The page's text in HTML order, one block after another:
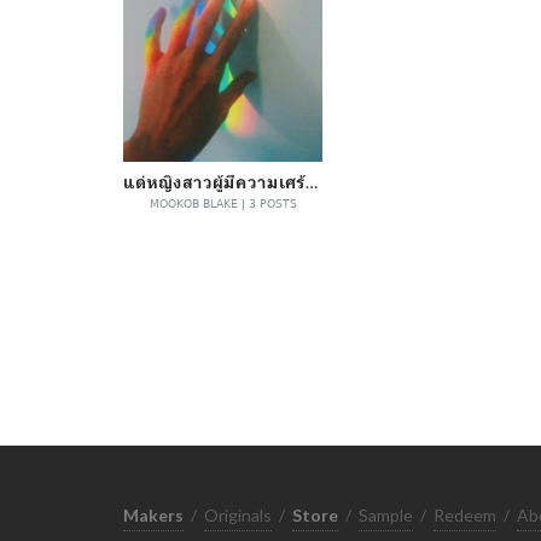
แด่หญิงสาวผู้มีความเศร้าเป็นเจ้าเรือน
MOOKOB BLAKE | 3 POSTS
Makers / Originals / Store / Sample / Redeem /